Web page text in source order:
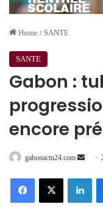
Home / SANTE
SANTE
Gabon :
encore
gabonactu24.com
Send
FacebookX